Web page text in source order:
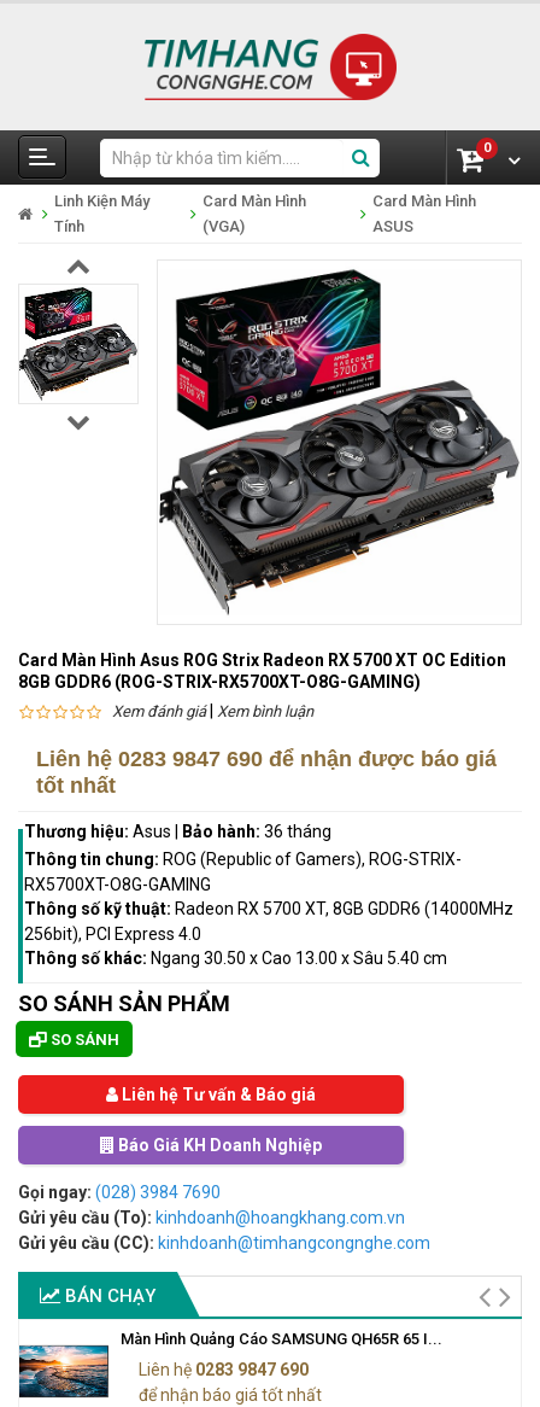
0
Linh Kiện Máy
Tính
Card Màn Hình
(VGA)
Card Màn Hình
ASUS
Card Màn Hình Asus ROG Strix Radeon RX 5700 XT OC Edition
8GB GDDR6 (ROG-STRIX-RX5700XT-O8G-GAMING)
Xem đánh giá| Xem bình luận
Liên hệ 0283 9847 690 để nhận được báo giá
tốt nhất
Thương hiệu: Asus Bảo hành: 36 tháng
Thông tin chung: ROG (Republic of Gamers), ROG-STRIX-
RX5700XT-O8G-GAMING
Thông số kỹ thuật: Radeon RX 5700 XT, 8GB GDDR6 (14000MHz
256bit), PCI Express 4.0
Thông số khác: Ngang 30.50 x Cao 13.00 x Sâu 5.40 cm
SO SÁNH SẢN PHẨM
SO SÁNH
Liên hệ Tư vấn & Báo giá
Báo Giá KH Doanh Nghiệp
Gọi ngay: (028) 3984 7690
Gửi yêu cầu (To): kinhdoanh@hoangkhang.com.vn
Gửi yêu cầu (CC): kinhdoanh@timhangcongnghe.com
BÁN CHẠY
Màn Hình Quảng Cáo SAMSUNG QH65R 65 I...
Liên hệ 0283 9847 690
để nhận báo giá tốt nhất